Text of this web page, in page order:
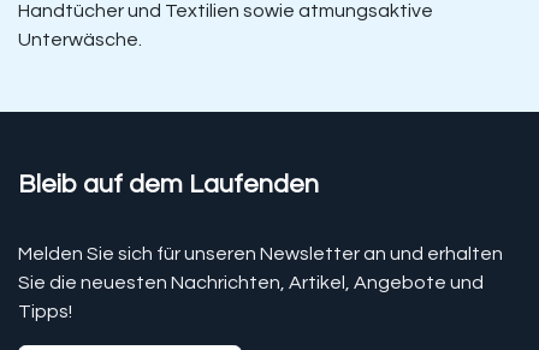
Handtücher und Textilien sowie atmungsaktive
Unterwäsche.
Bleib auf dem Laufenden
Melden Sie sich für unseren Newsletter an und erhalten
Sie die neuesten Nachrichten, Artikel, Angebote und
Tipps!